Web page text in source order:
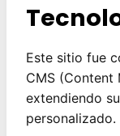
Este sitio fue
CMS (Content
extendiendo
personalizado.